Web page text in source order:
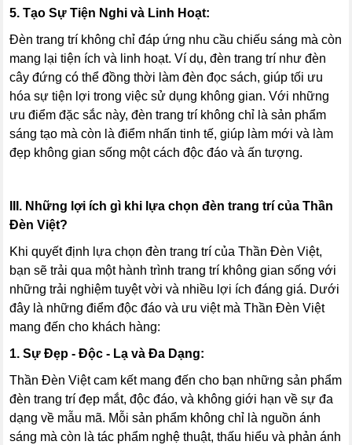
5. Tạo Sự Tiện Nghi và Linh Hoạt:
Đèn trang trí không chỉ đáp ứng nhu cầu chiếu sáng mà còn
mang lại tiện ích và linh hoạt. Ví dụ, đèn trang trí như đèn
cây đứng có thể đồng thời làm đèn đọc sách, giúp tối ưu
hóa sự tiện lợi trong việc sử dụng không gian. Với những
ưu điểm đặc sắc này, đèn trang trí không chỉ là sản phẩm
sáng tạo mà còn là điểm nhấn tinh tế, giúp làm mới và làm
đẹp không gian sống một cách độc đáo và ấn tượng.
III. Những lợi ích gì khi lựa chọn đèn trang trí của Thần
Đèn Việt?
Khi quyết định lựa chọn đèn trang trí của Thần Đèn Việt,
bạn sẽ trải qua một hành trình trang trí không gian sống với
những trải nghiệm tuyệt vời và nhiều lợi ích đáng giá. Dưới
đây là những điểm độc đáo và ưu việt mà Thần Đèn Việt
mang đến cho khách hàng:
1. Sự Đẹp - Độc - Lạ và Đa Dạng:
Thần Đèn Việt cam kết mang đến cho bạn những sản phẩm
đèn trang trí đẹp mắt, độc đáo, và không giới hạn về sự đa
dạng về mẫu mã. Mỗi sản phẩm không chỉ là nguồn ánh
sáng mà còn là tác phẩm nghệ thuật, thấu hiểu và phản ánh